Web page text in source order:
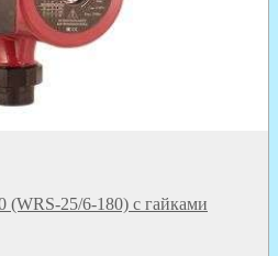
25/6-180) с гайками